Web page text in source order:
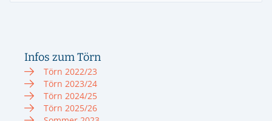
Infos zum Törn
Törn 2022/23
Törn 2023/24
Törn 2024/25
Törn 2025/26